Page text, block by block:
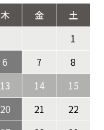
木 金
土
1
6 7
8
13 14
15
20 21
22